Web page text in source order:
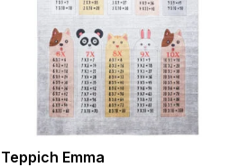
Teppich Emma